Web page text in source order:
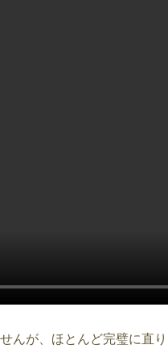
んが、ほとんど完璧に直り